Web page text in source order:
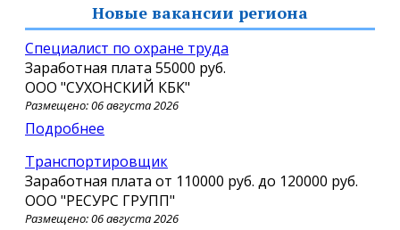
Новые вакансии региона
Специалист по охране труда
Заработная плата 55000 руб.
ООО "СУХОНСКИЙ КБК"
Размещено: 06 августа 2026
Подробнее
Транспортировщик
Заработная плата от 110000 руб. до 120000 руб.
ООО "РЕСУРС ГРУПП"
Размещено: 06 августа 2026